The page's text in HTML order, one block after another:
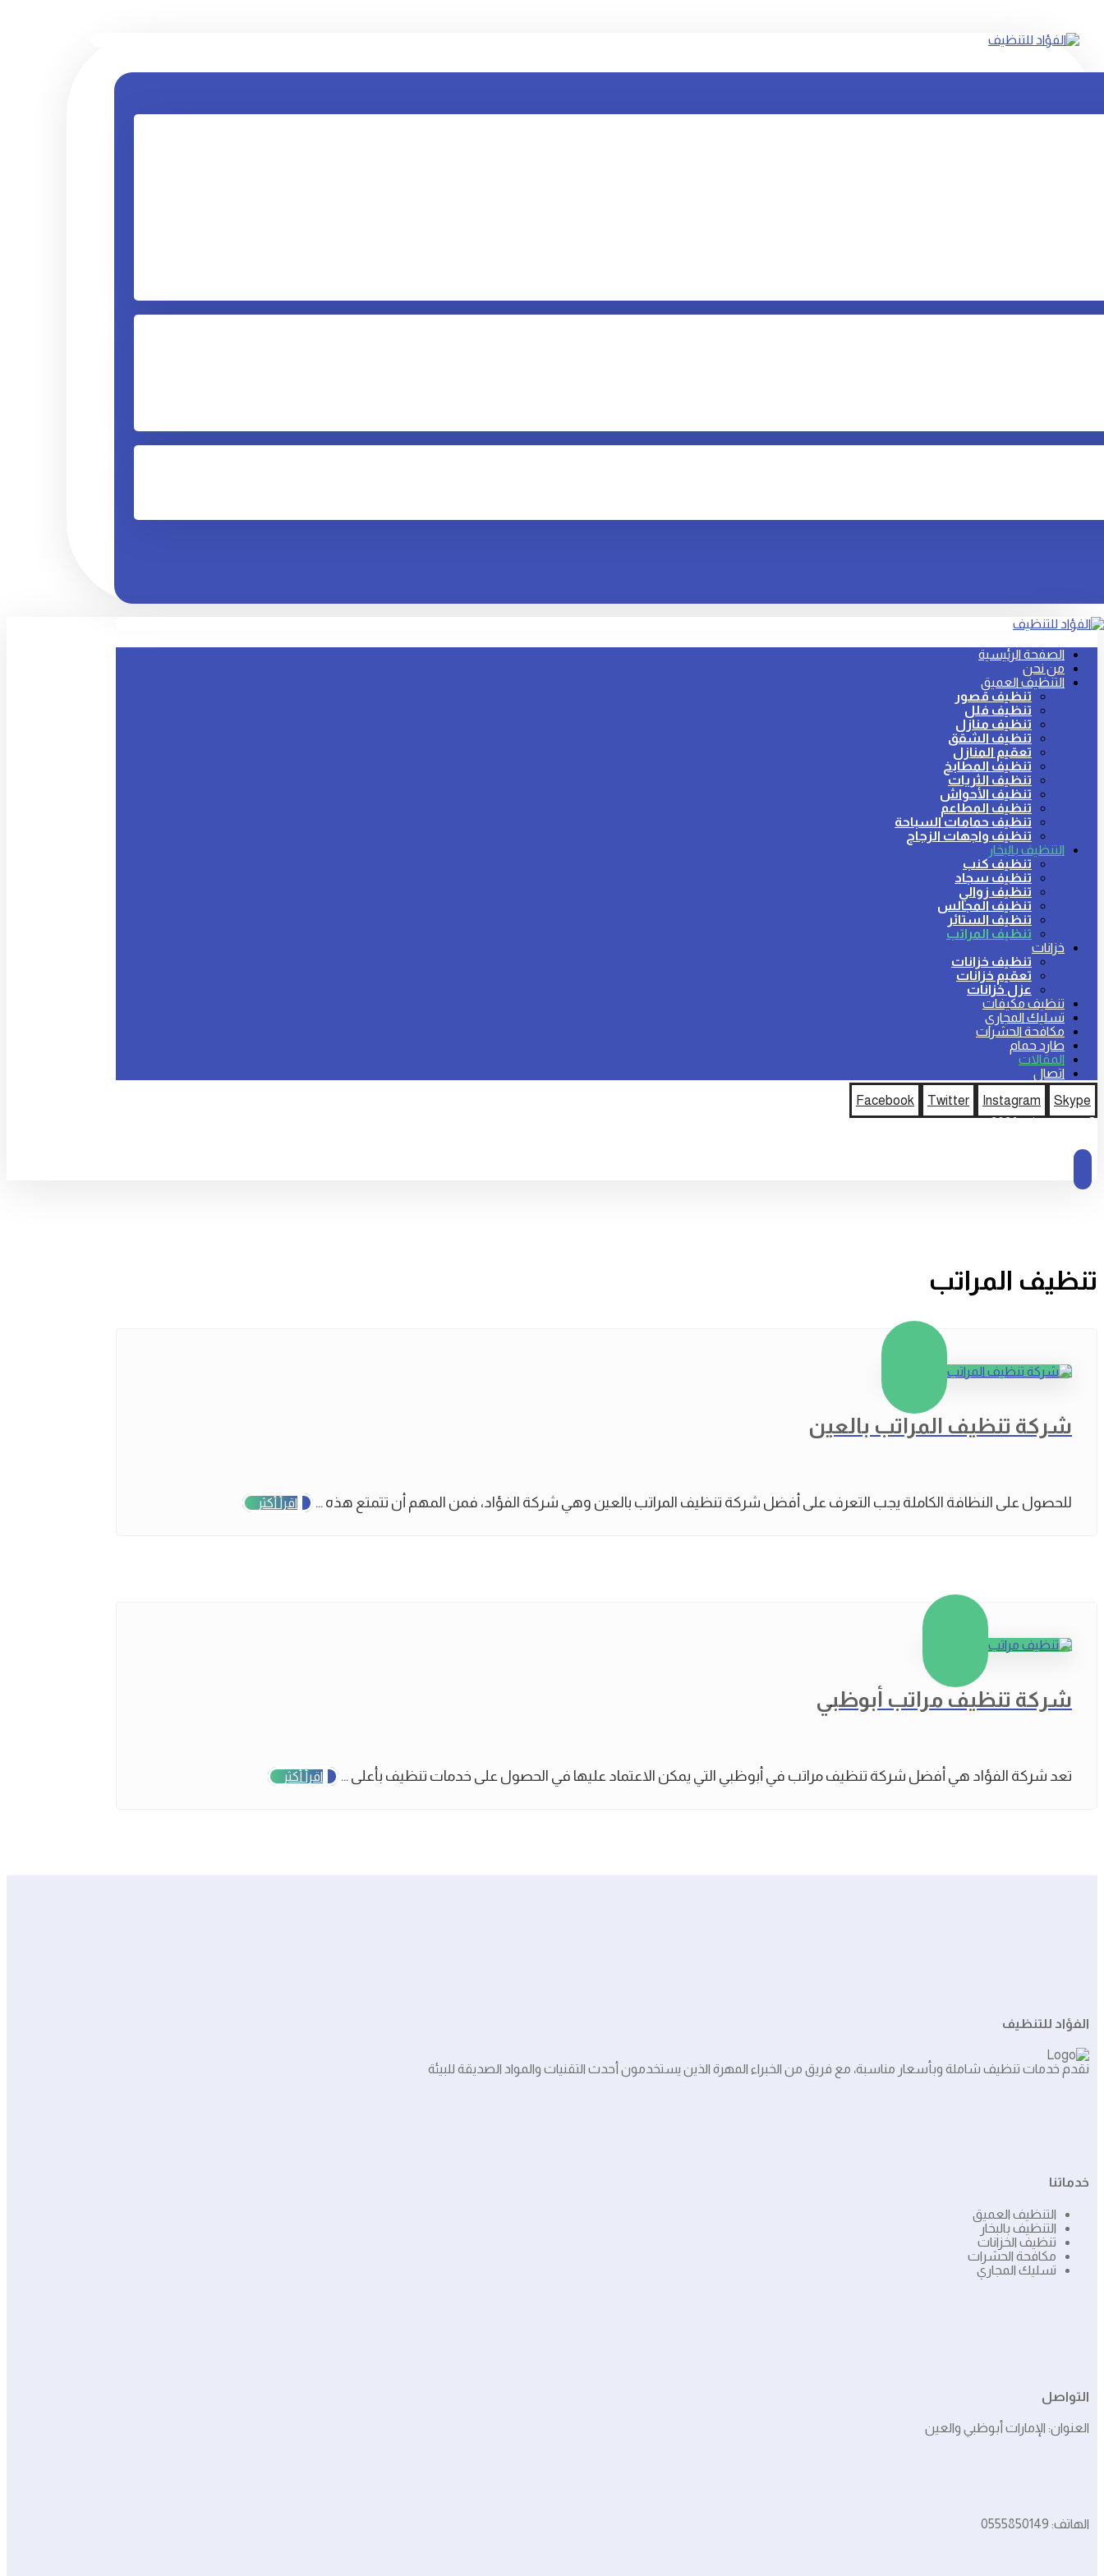
الصفحة الرئيسية
من نحن
التنظيف العميق
تنظيف قصور
تنظيف فلل
تنظيف منازل
تنظيف الشقق
تعقيم المنازل
تنظيف المطابخ
تنظيف الثريات
تنظيف الأحواش
تنظيف المطاعم
تنظيف حمامات السباحة
تنظيف واجهات الزجاج
التنظيف بالبخار
تنظيف كنب
تنظيف سجاد
تنظيف زوالي
تنظيف المجالس
تنظيف الستائر
تنظيف المراتب
خزانات
تنظيف خزانات
تعقيم خزانات
عزل خزانات
تنظيف مكيفات
تسليك المجاري
مكافحة الحشرات
طارد حمام
المقالات
اتصال
Facebook
Twitter Instagram
Skype
© حقوق النشر 2026
تنظيف المراتب
شركة تنظيف المراتب بالعين
للحصول على النظافة الكاملة يجب التعرف على أفضل شركة تنظيف المراتب بالعين وهي شركة الفؤاد، فمن المهم أن تتمتع هذه ... اقرأ أكثر
شركة تنظيف مراتب أبوظبي
تعد شركة الفؤاد هي أفضل شركة تنظيف مراتب في أبوظبي التي يمكن الاعتماد عليها في الحصول على خدمات تنظيف بأعلى ... اقرأ أكثر
الفؤاد للتنظيف
نقدم خدمات تنظيف شاملة وبأسعار مناسبة، مع فريق من الخبراء المهرة الذين يستخدمون أحدث التقنيات والمواد الصديقة للبيئة
خدماتنا
التنظيف العميق
التنظيف بالبخار
تنظيف الخزانات
مكافحة الحشرات
تسليك المجاري
التواصل
العنوان: الإمارات أبوظبي والعين
الهاتف: 0555850149